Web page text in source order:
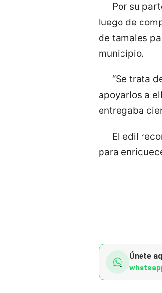
Por su
luego de
de tamales
municipio.
“Se trata
apoyarlos a
entregaba
El edil
para
Únete